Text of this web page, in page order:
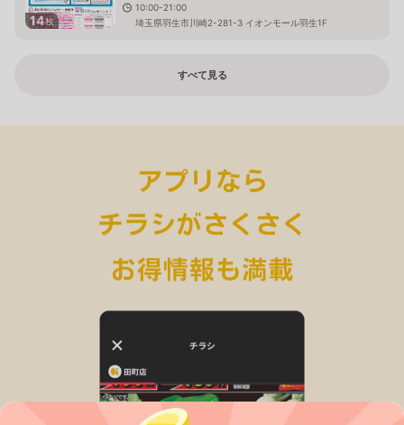
14枚
10:00-21:00
埼玉県羽生市川崎2-281-3 イオンモール羽生1F
すべて見る